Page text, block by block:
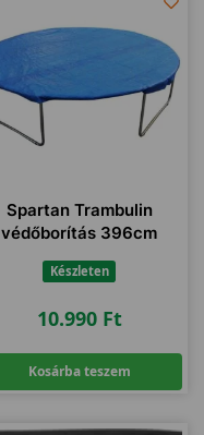
Spartan Trambulin
védőborítás 396cm
Készleten
10.990 Ft
Kosárba teszem